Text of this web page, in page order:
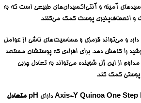
اسیدهای آمینه و آنتی‌اکسیدان‌های طبیعی است که به
و انعطاف‌پذیری پوست کمک می‌کنند.
و می‌تواند قرمزی و حساسیت‌های ناشی از عوامل
را کاهش دهد. برای افرادی که پوستشان مستعد
از این ژل شوینده می‌تواند به تعادل چربی
کمک کند.
Axis-Y Quinoa One Step دارای pH متعادل